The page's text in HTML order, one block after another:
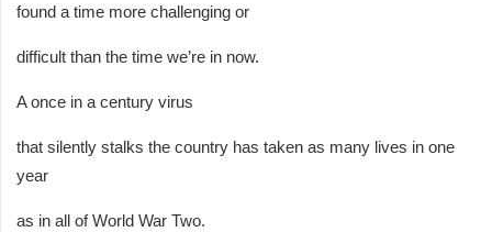
found a time more challenging or
difficult than the time we’re in now.
A once in a century virus
that silently stalks the country has taken as many lives in one
year
as in all of World War Two.